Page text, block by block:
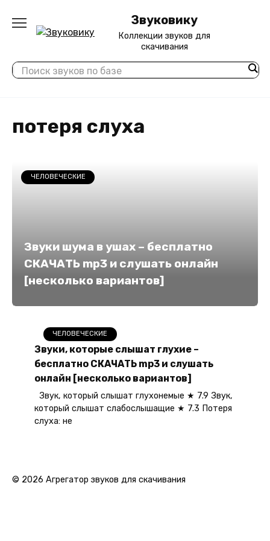
содержанию
Звуковику
Коллекции звуков для
скачивания
потеря слуха
ЧЕЛОВЕЧЕСКИЕ
Звуки шума в ушах – бесплатно
СКАЧАТЬ mp3 и слушать онлайн
[несколько вариантов]
ЧЕЛОВЕЧЕСКИЕ
Звуки, которые слышат глухие –
бесплатно СКАЧАТЬ mp3 и слушать
онлайн [несколько вариантов]
Звук, который слышат глухонемые ★ 7.9 Звук,
который слышат слабослышащие ★ 7.3 Потеря
слуха: не
© 2026 Агрегатор звуков для скачивания